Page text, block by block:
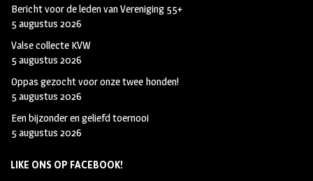
Bericht voor de leden van Vereniging 55+
5 augustus 2026
Valse collecte KVW
5 augustus 2026
Oppas gezocht voor onze twee honden!
5 augustus 2026
Een bijzonder en geliefd toernooi
5 augustus 2026
LIKE ONS OP FACEBOOK!